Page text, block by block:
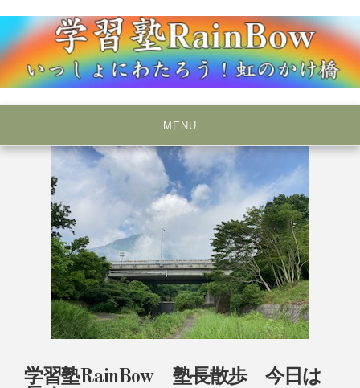
to
content
学習塾RainBow
MENU
学習塾RainBow 塾長散歩 今日は